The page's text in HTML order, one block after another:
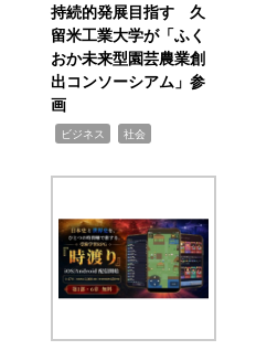
持続的発展目指す 久
留米工業大学が「ふく
おか未来型園芸農業創
出コンソーシアム」参
画
ビジネス 社会